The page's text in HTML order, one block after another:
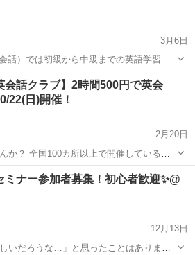
3月6日
話）では初級から中級までの英語学習を
オンライン
会話クラブ】2時間500円で英会
日)開催！
2月20日
か？ 全国100カ所以上で開催している英
こうち男女共同参画セ
ンター 時間：10:00-11:50 値段：500円のみ 皆様のご予約お待ち...
クラブ
ミナー参加者募集！初心者歓迎✨@
12月13日
いだろうな…」と思ったことはありませ